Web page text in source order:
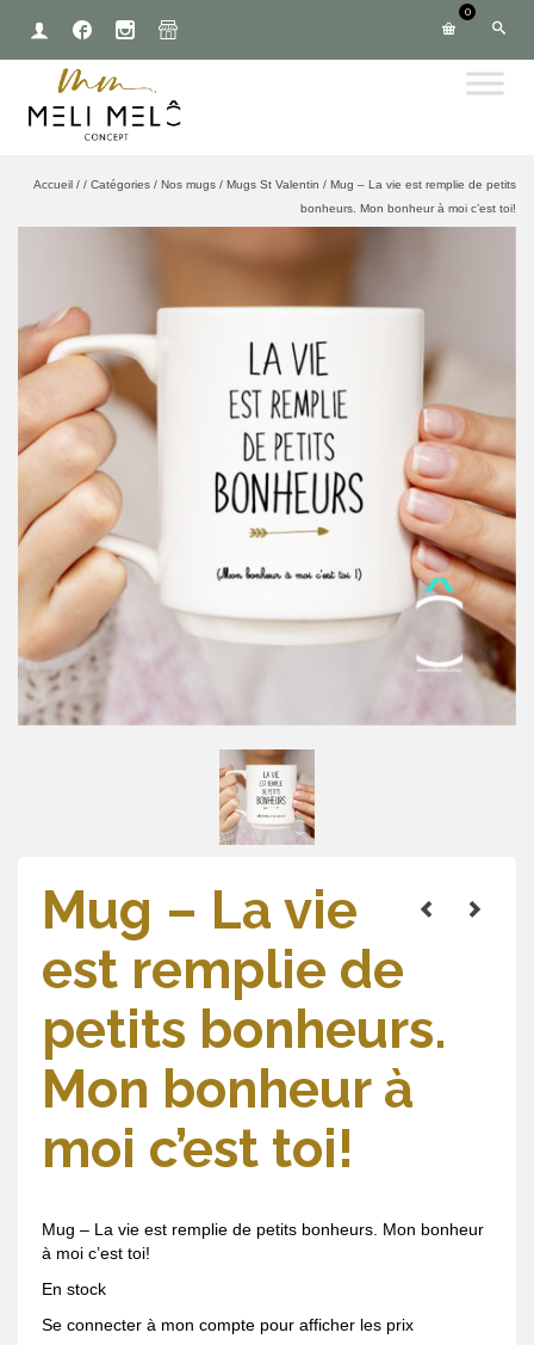
0
Accueil / / Catégories / Nos mugs / Mugs St Valentin / Mug – La vie est remplie de petits
bonheurs. Mon bonheur à moi c’est toi!
Mug – La vie
est remplie de
petits bonheurs.
Mon bonheur à
moi c’est toi!
Mug – La vie est remplie de petits bonheurs. Mon bonheur
à moi c’est toi!
En stock
Se connecter à mon compte pour afficher les prix